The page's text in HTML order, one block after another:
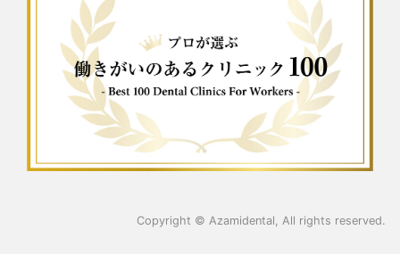
Copyright © Azamidental , All rights reserved.